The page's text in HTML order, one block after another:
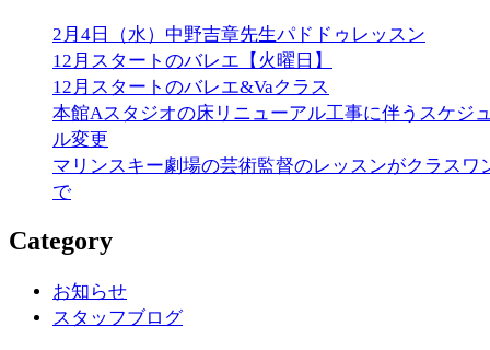
2月4日（水）中野吉章先生パドドゥレッスン
12月スタートのバレエ【火曜日】
12月スタートのバレエ&Vaクラス
本館Aスタジオの床リニューアル工事に伴うスケジ
ル変更
マリンスキー劇場の芸術監督のレッスンがクラスワ
で
Category
お知らせ
スタッフブログ